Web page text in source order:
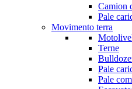
Camion
Pale
Movimento terra
Terne
Pale
Pale